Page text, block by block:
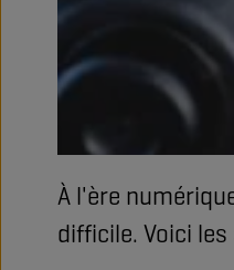
À l'ère
difficile. Voici